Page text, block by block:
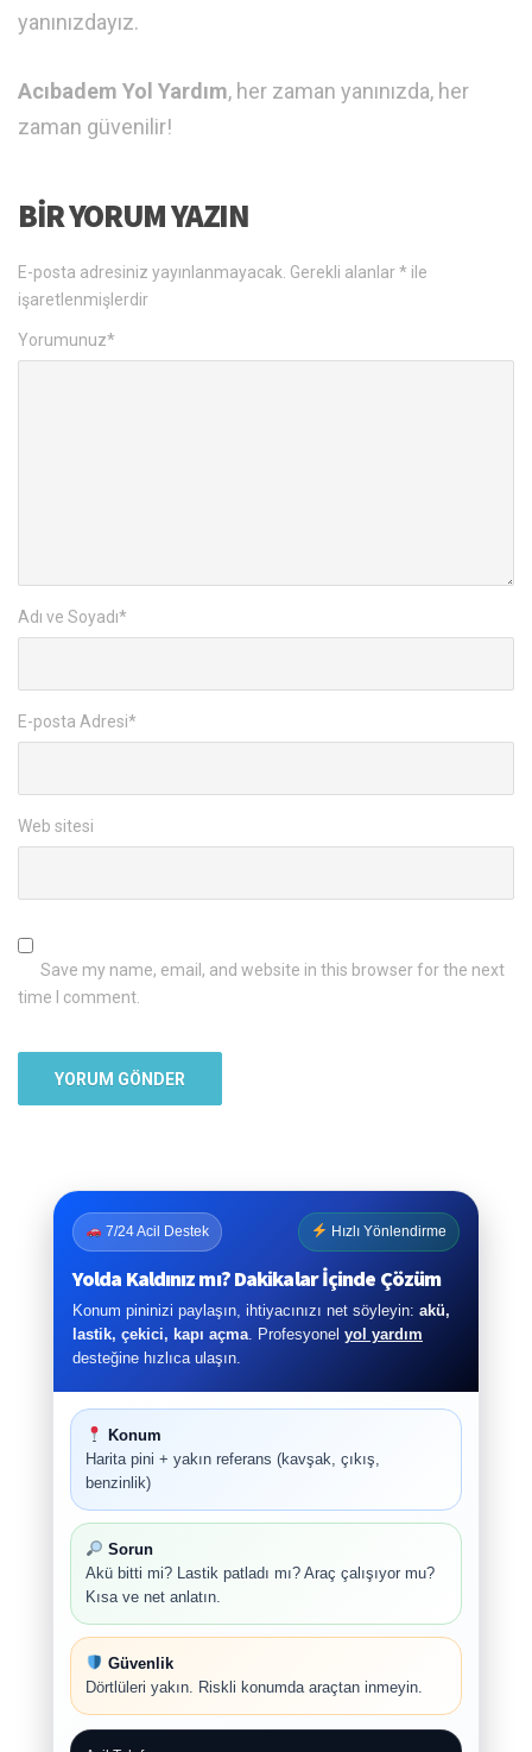
yanınızdayız.
Acıbadem Yol Yardım, her zaman yanınızda, her
zaman güvenilir!
BIR YORUM YAZIN
E-posta adresiniz yayınlanmayacak. Gerekli alanlar* ile
işaretlenmişlerdir
Yorumunuz*
Adı ve Soyadı*
E-posta Adresi*
Web sitesi
Save my name, email, and website in this browser for the next
time I comment.
7/24 Acil Destek Hızlı Yönlendirme
Yolda Kaldınız mı? Dakikalar İçinde Çözüm
Konum pininizi paylaşın, ihtiyacınızı net söyleyin: akü,
lastik, çekici, kapı açma . Profesyonel yol yardım
desteğine hızlıca ulaşın.
Konum
Harita pini + yakın referans (kavşak, çıkış,
benzinlik)
Sorun
Akü bitti mi? Lastik patladı mı? Araç çalışıyor mu?
Kısa ve net anlatın.
Güvenlik
Dörtlüleri yakın. Riskli konumda araçtan inmeyin.